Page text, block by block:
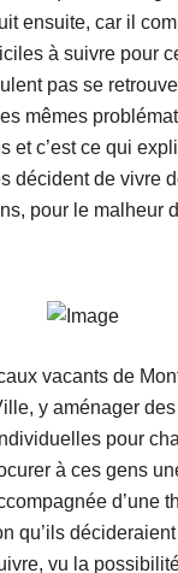
ensuite, car il
à suivre pour
pas se
mêmes
et c’est ce qui
décident de vivre
pour le malheur
vacants de
y aménager des
pour
à ces gens
d’une
qu’ils
vu la